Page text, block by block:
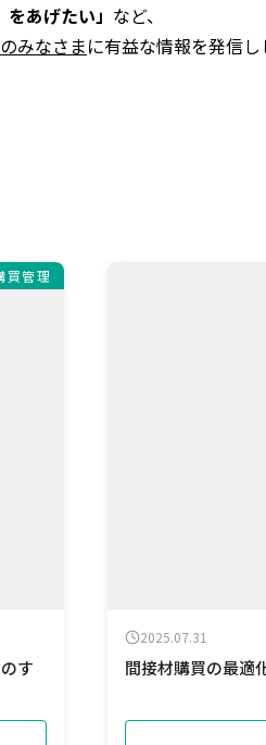
をあげたい」 など、
みなさまに有益な情報を発信し
買管理
す
2025.07.31
間接材購買の最適